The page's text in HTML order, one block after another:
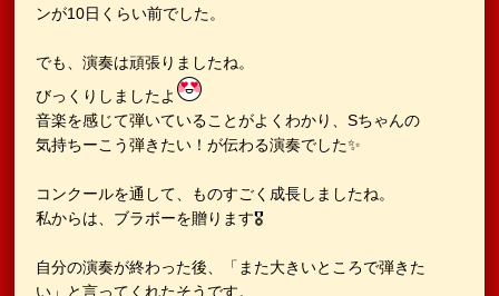
ンが10日くらい前でした。
でも、演奏は頑張りましたね。
びっくりしましたよ
音楽を感じて弾いていることがよくわかり、Sちゃんの
気持ちーこう弾きたい！が伝わる演奏でした✨
コンクールを通して、ものすごく成長しましたね。
私からは、ブラボーを贈ります🎖️
自分の演奏が終わった後、「また大きいところで弾きた
い」と言ってくれたそうです。